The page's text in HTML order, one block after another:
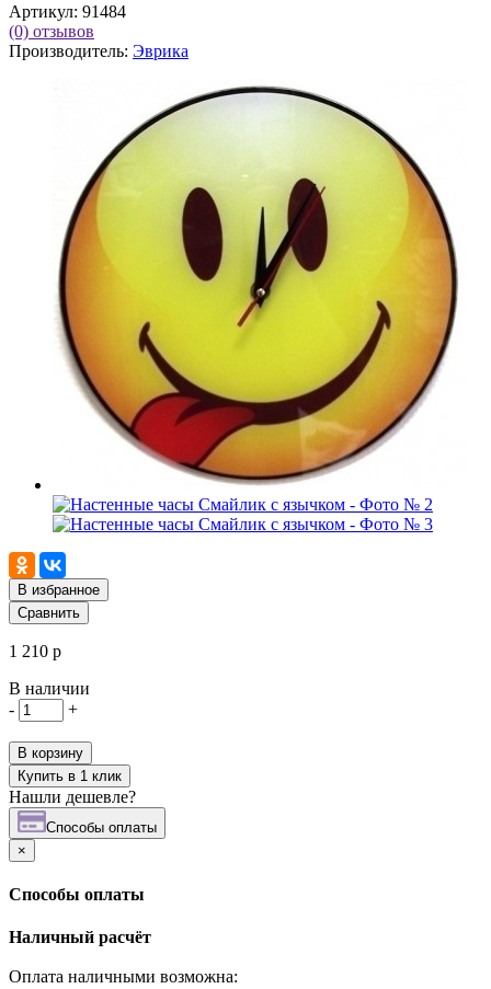
Артикул: 91484
(0) отзывов
Производитель: Эврика
В избранное
Сравнить
1 210 р
В наличии
-
+
В корзину
Купить в 1 клик
Нашли дешевле?
Cпособы оплаты
×
Cпособы оплаты
Наличный расчёт
Оплата наличными возможна: